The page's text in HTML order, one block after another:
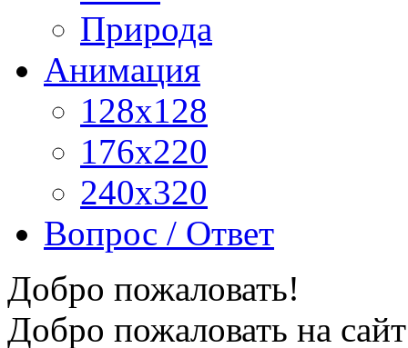
Природа
Анимация
128x128
176x220
240x320
Вопрос / Ответ
Добро пожаловать!
Добро пожаловать на